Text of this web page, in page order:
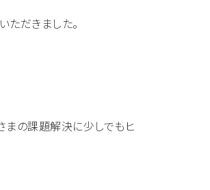
だきました。
まの課題解決に少しでもヒ